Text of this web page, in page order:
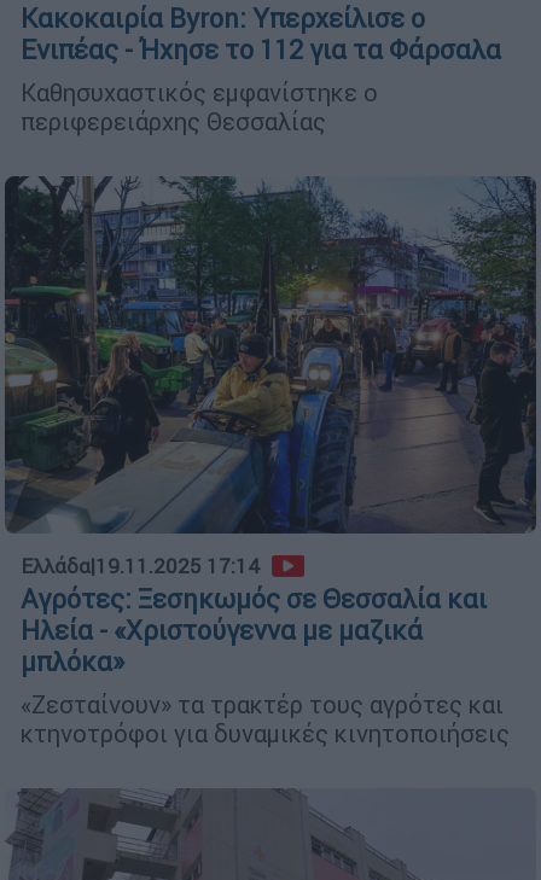
Κακοκαιρία Byron: Υπερχείλισε ο
Ενιπέας - Ήχησε το 112 για τα Φάρσαλα
Καθησυχαστικός εμφανίστηκε ο
περιφερειάρχης Θεσσαλίας
Ελλάδα|19.11.2025 17:14
Αγρότες: Ξεσηκωμός σε Θεσσαλία και
Ηλεία - «Χριστούγεννα με μαζικά
μπλόκα»
«Ζεσταίνουν» τα τρακτέρ τους αγρότες και
κτηνοτρόφοι για δυναμικές κινητοποιήσεις